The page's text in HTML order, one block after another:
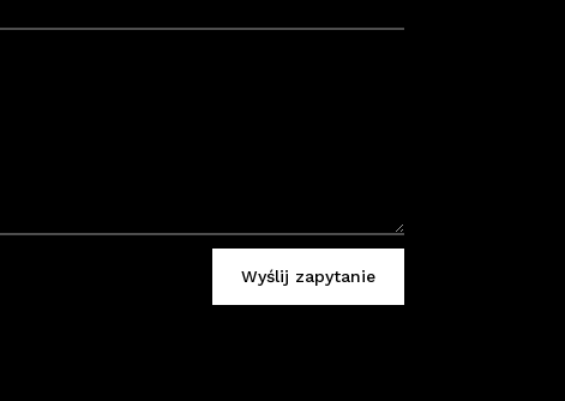
Wyślij zapytanie